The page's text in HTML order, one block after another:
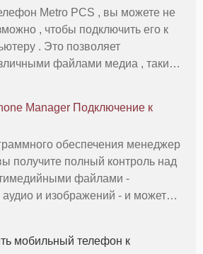
Metro PCS , вы можете не
, чтобы подключить его к
. Это позволяет
файлами медиа , такие
но это
Manager Подключение к
обеспечения менеджер
получите полный контроль над
файлами -
и изображений - и может
Manager для LG ком
мобильный телефон к